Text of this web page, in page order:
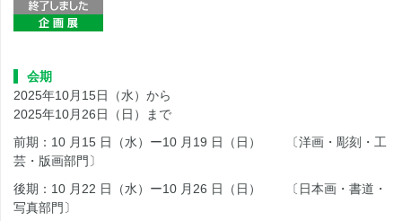
会期
2025年10月15日（水）から
2025年10月26日（日）まで
前期：10 月15 日（水）ー10 月19 日（日） 〔洋画・彫刻・工
芸・版画部門〕
後期：10 月22 日（水）ー10 月26 日（日） 〔日本画・書道・
写真部門〕